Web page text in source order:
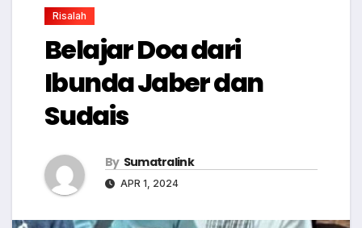
Risalah
Belajar Doa dari
Ibunda Jaber dan
Sudais
By Sumatralink
APR 1, 2024